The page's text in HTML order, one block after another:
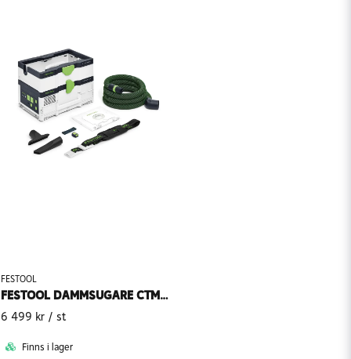
FESTOOL
FESTOOL DAMMSUGARE CTMC SYS I-BASIC CLEANTEC SLADDLÖS
6 499 kr / st
Finns i lager